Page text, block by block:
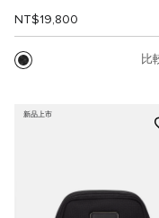
NT$19,800
比
新品上市